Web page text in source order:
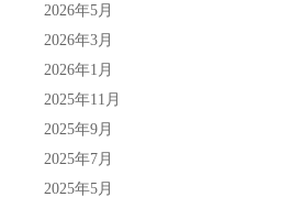
杀青概念海报。
2026年5月
2026年3月
2026年1月
2025年11月
2025年9月
2025年7月
2025年5月